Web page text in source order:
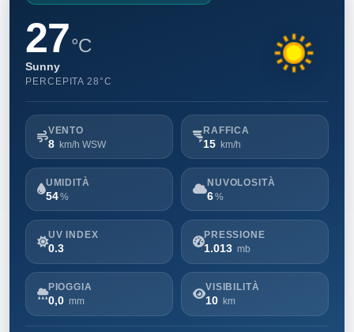
27°C
Sunny
PERCEPITA 28°C
VENTO
8 km/h WSW
RAFFICA
15 km/h
UMIDITÀ
54 %
NUVOLOSITÀ
6%
UV INDEX
0.3
PRESSIONE
1.013 mb
PIOGGIA
0,0 mm
VISIBILITÀ
10 km